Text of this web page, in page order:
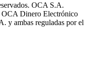
OCA S.A.
OCA Dinero Electrónico
y ambas reguladas por el